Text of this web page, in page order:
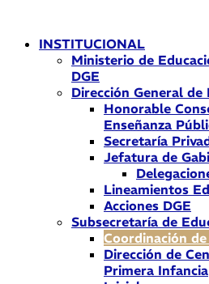
contenidoINSTITUCIONAL
Ministerio de
DGE
Dirección General de
Honorable
Enseñanza
Secretaría
Jefatura de
Lineamientos
Acciones DGE
Subsecretaría de
Coordinación
Dirección de
Primera Infancia